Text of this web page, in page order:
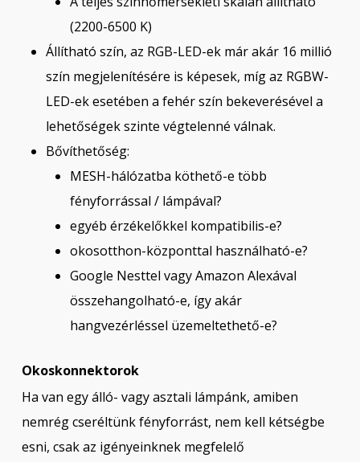
(2200-6500 K)
Állítható szín, az RGB-LED-ek már akár 16 millió
szín megjelenítésére is képesek, míg az RGBW-
LED-ek esetében a fehér szín bekeverésével a
lehetőségek szinte végtelenné válnak.
Bővíthetőség:
MESH-hálózatba köthető-e több
fényforrással / lámpával?
egyéb érzékelőkkel kompatibilis-e?
okosotthon-központtal használható-e?
Google Nesttel vagy Amazon Alexával
összehangolható-e, így akár
hangvezérléssel üzemeltethető-e?
Okoskonnektorok
Ha van egy álló- vagy asztali lámpánk, amiben
nemrég cseréltünk fényforrást, nem kell kétségbe
esni, csak az igényeinknek megfelelő